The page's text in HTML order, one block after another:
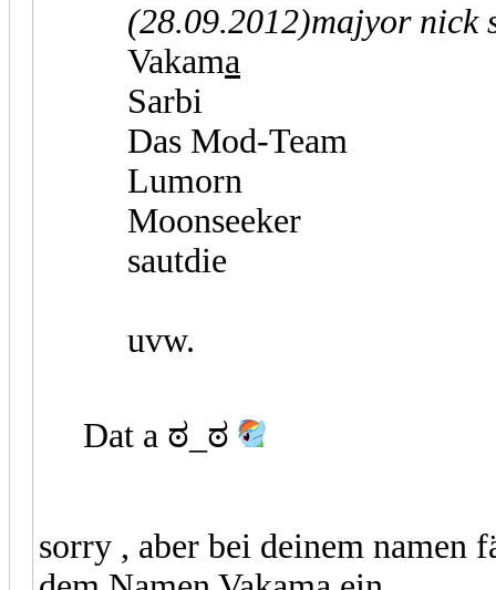
(28.09.2012)majyor nick
Vakama
Sarbi
Das Mod-Team
Lumorn
Moonseeker
sautdie
uvw.
Dat a ಠ_ಠ
sorry , aber bei deinem